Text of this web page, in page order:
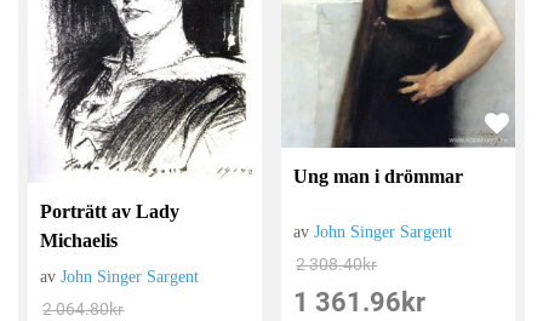
Porträtt av Lady
Michaelis
avJohn Singer Sargent
2 064.80kr
Ung man i drömmar
avJohn Singer Sargent
2 308.40kr
1 361.96 kr